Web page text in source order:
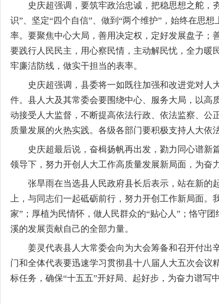
史庆超强调，要筑牢政治忠诚，把稳思想之舵 ，
识”、坚定“四个自信”、做到 “两个维护”，始终在思想
率。 要聚焦中心大局，善用决定权，定好发展盘子 ；
要践行人民民主，用心察民情 ， 主动解民忧 ， 全力暖
牢廉洁防线 ， 做实干担当的表率。
史庆超强调， 县委将一如既往加强和改进党对人
件。县人大及其常委会要围绕中心、服务大局，以
动接受人大监督，不断提高依法行政、依法监察、
质量发展的火热实践。各级各部门要积极支持人大依
史庆超最后说，奋楫扬帆再出发，勠力同心谱
领导下，努力开创人大工作高质量发展新局面，为奋
张旱雨在当选县人民政府县长后表示，站在新的
上，与同志们一起砥砺前行，努力开创工作新局面。
家”；厚植为民情怀，做人民群众的“贴心人”；恪守
溪的发展贡献自己的全部力量。
姜灵代表县人大常委会向为大会筹备和召开付出
门和全体代表要迅速学习贯彻县十八届人大五次会
标任务，确保“十五五”开好局、起好步，为奋力谱写